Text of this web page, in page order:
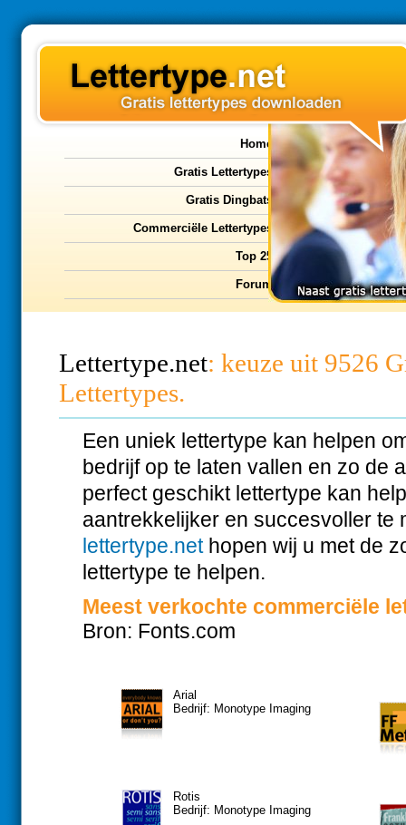
Home
Gratis Lettertypes
Gratis Dingbats
Commerciële Lettertypes
Top 25
Forum
Lettertype.net: keuze uit 9526
Lettertypes.
Een uniek lettertype kan helpen
bedrijf op te laten vallen en zo de
perfect geschikt lettertype kan
aantrekkelijker en succesvoller te
lettertype.nethopen wij u met de
lettertype te helpen.
Meest verkochte commerciële
Bron: Fonts.com
Arial
Bedrijf: Monotype Imaging
Rotis
Bedrijf: Monotype Imaging